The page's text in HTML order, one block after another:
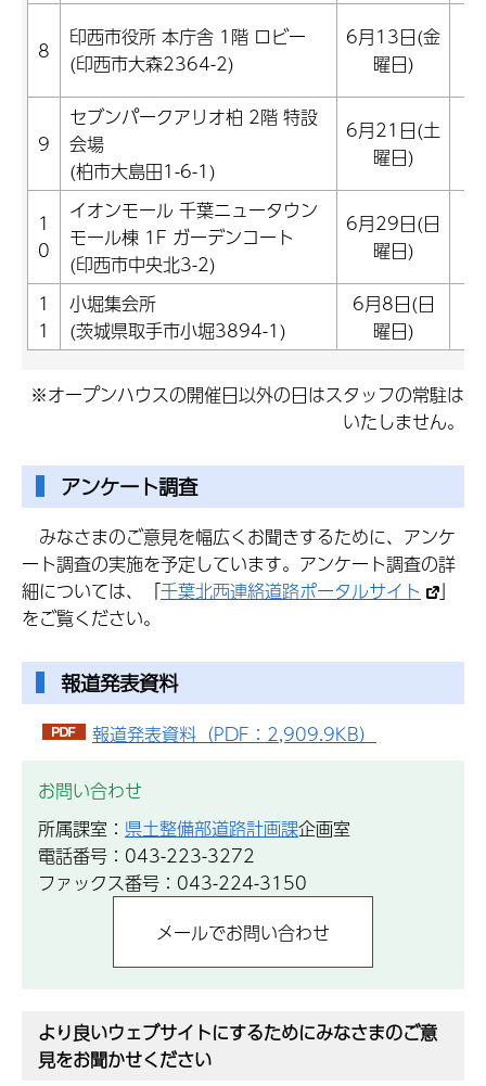
8
印西市役所 本庁舎 1階 ロビー
(印西市大森2364-2)
6月13日(金
曜日)
9
セブンパークアリオ柏 2階 特設
会場
(柏市大島田1-6-1)
6月21日(土
曜日)
1
0
イオンモール 千葉ニュータウン
モール棟 1F ガーデンコート
(印西市中央北3-2)
6月29日(日
曜日)
1
1
小堀集会所
(茨城県取手市小堀3894-1)
6月8日(日
曜日)
※オープンハウスの開催日以外の日はスタッフの常駐は
いたしません。
アンケート調査
みなさまのご意見を幅広くお聞きするために、アンケ
ート調査の実施を予定しています。アンケート調査の詳
細については、「千葉北西連絡道路ポータルサイト
」
をご覧ください。
報道発表資料
報道発表資料（PDF：2,909.9KB）
お問い合わせ
所属課室： 県土整備部道路計画課企画室
電話番号：043-223-3272
ファックス番号：043-224-3150
より良いウェブサイトにするためにみなさまのご意
見をお聞かせください